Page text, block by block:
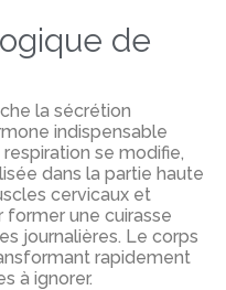
de
la sécrétion
indispensable
se modifie,
dans la partie haute
cervicaux et
une cuirasse
journalières. Le corps
rapidement
à ignorer.